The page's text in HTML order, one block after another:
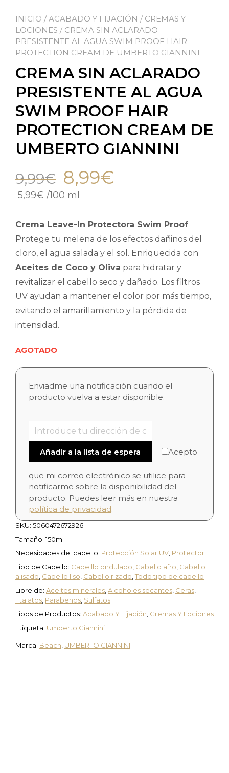
INICIO /ACABADO Y FIJACIÓN / CREMAS Y
LOCIONES / CREMA SIN ACLARADO
PRESISTENTE AL AGUA SWIM PROOF HAIR
PROTECTION CREAM DE UMBERTO GIANNINI
CREMA SIN ACLARADO
PRESISTENTE AL AGUA
SWIM PROOF HAIR
PROTECTION CREAM DE
UMBERTO GIANNINI
9,99€ 8,99€
5,99€ /100 ml
Crema Leave-In Protectora Swim Proof
Protege tu melena de los efectos dañinos del
cloro, el agua salada y el sol. Enriquecida con
Aceites de Coco y Oliva para hidratar y
revitalizar el cabello seco y dañado. Los filtros
UV ayudan a mantener el color por más tiempo,
evitando el amarillamiento y la pérdida de
intensidad.
AGOTADO
Enviadme una notificación cuando el
producto vuelva a estar disponible.
Acepto
que mi correo electrónico se utilice para
notificarme sobre la disponibilidad del
producto. Puedes leer más en nuestra
política de privacidad.
SKU: 5060472672926
Tamaño: 150ml
Necesidades del cabello: Protección Solar UV Protector
Tipo de Cabello: Cabelllo ondulado Cabello afro Cabello
alisado Cabello liso Cabello rizado Todo tipo de cabello
Libre de: Aceites minerales Alcoholes secantes Ceras
Ftalatos Parabenos Sulfatos
Tipos de Productos: Acabado Y Fijación Cremas Y Lociones
Etiqueta: Umberto Giannini
Marca: Beach UMBERTO GIANNINI